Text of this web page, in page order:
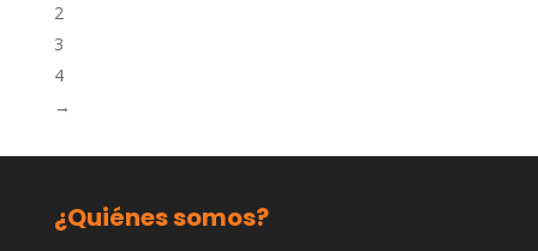
2
3
4
→
¿Quiénes somos?